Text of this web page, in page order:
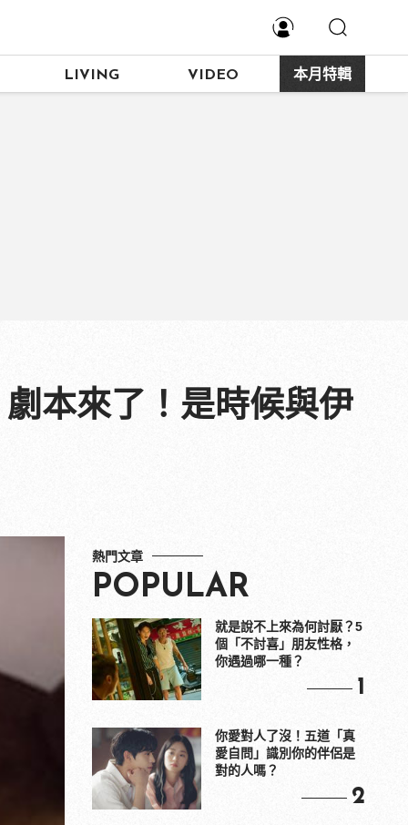
LIVING VIDEO 本月特輯
本來了！是時候與伊
熱門文章
POPULAR
就是說不上來為何討厭？5
個「不討喜」朋友性格，
你遇過哪一種？
1
你愛對人了沒！五道「真
愛自問」識別你的伴侶是
對的人嗎？
2